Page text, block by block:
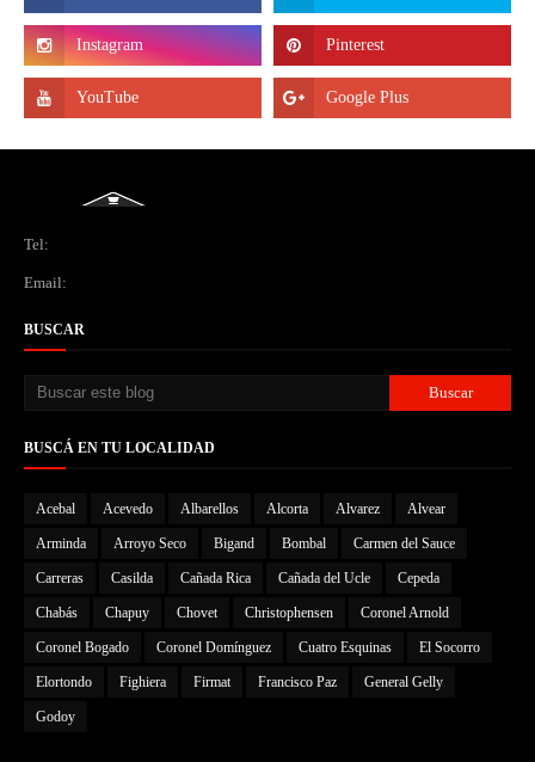
Tel:
Email:
BUSCAR
BUSCÁ EN TU LOCALIDAD
Acebal Acevedo Albarellos Alcorta Alvarez Alvear
Arminda Arroyo Seco Bigand Bombal Carmen del Sauce
Carreras Casilda Cañada Rica Cañada del Ucle Cepeda
Chabás Chapuy Chovet Christophensen Coronel Arnold
Coronel Bogado Coronel Domínguez Cuatro Esquinas El Socorro
Elortondo Fighiera Firmat Francisco Paz General Gelly
Godoy